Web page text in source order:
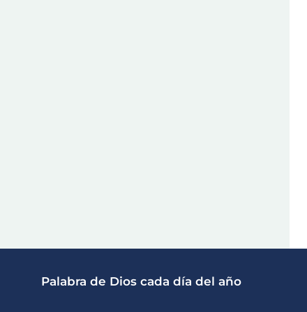
Palabra de Dios cada día del año